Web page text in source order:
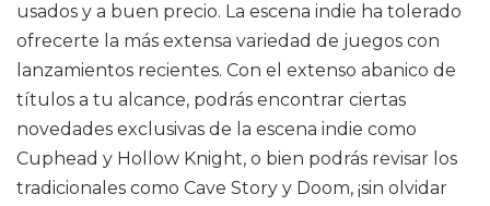
usados y a buen precio. La escena indie ha tolerado
ofrecerte la más extensa variedad de juegos con
lanzamientos recientes. Con el extenso abanico de
títulos a tu alcance, podrás encontrar ciertas
novedades exclusivas de la escena indie como
Cuphead y Hollow Knight, o bien podrás revisar los
tradicionales como Cave Story y Doom, ¡sin olvidar